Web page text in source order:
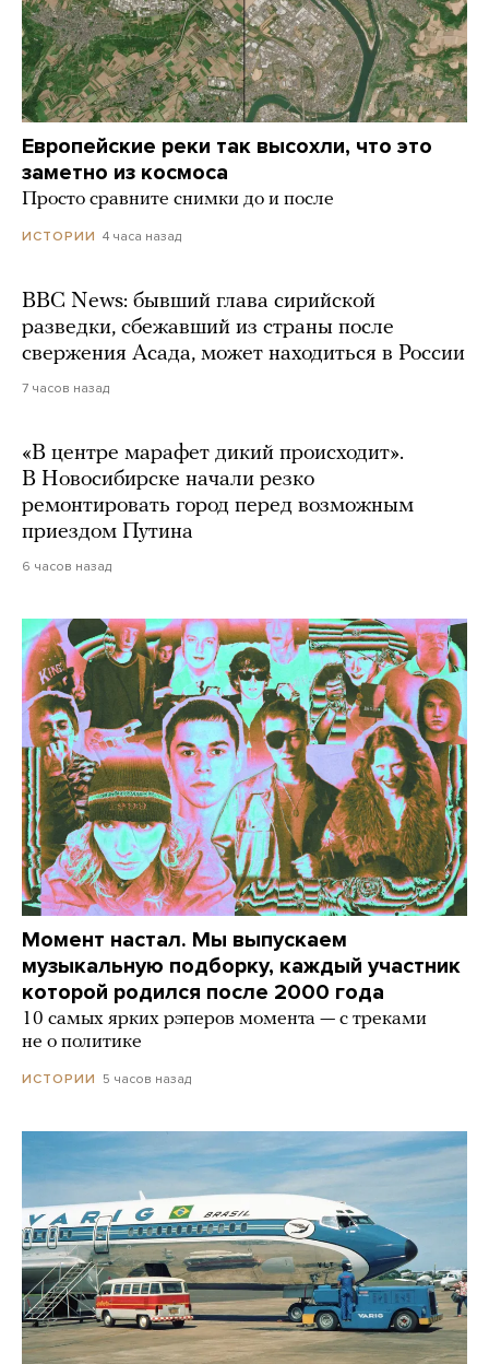
Европейские реки так высохли, что это
заметно из космоса
Просто сравните снимки до и после
ИСТОРИИ 4 часа назад
BBC News: бывший глава сирийской
разведки, сбежавший из страны после
свержения Асада, может находиться в России
7 часов назад
«В центре марафет дикий происходит».
В Новосибирске начали резко
ремонтировать город перед возможным
приездом Путина
6 часов назад
Момент настал. Мы выпускаем
музыкальную подборку, каждый участник
которой родился после 2000 года
10 самых ярких рэперов момента — с треками
не о политике
ИСТОРИИ 5 часов назад